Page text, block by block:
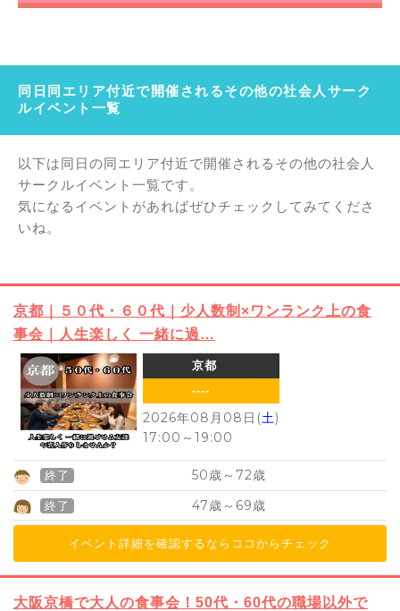
同日同エリア付近で開催されるその他の社会人サーク
ルイベント一覧
以下は同日の同エリア付近で開催されるその他の社会人
サークルイベント一覧です。
気になるイベントがあればぜひチェックしてみてくださ
いね。
京都｜５０代・６０代｜少人数制×ワンランク上の食
事会｜人生楽しく 一緒に過…
京都
----
2026年08月08日(土)
17:00 ～ 19:00
終了 50歳～ 72歳
終了 47歳～ 69歳
イベント詳細を確認するならココからチェック
大阪京橋で大人の食事会！50代・60代の職場以外で